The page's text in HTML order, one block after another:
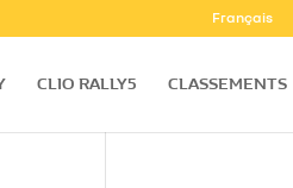
Français
CLIO RALLY5 CLASSEMENTS